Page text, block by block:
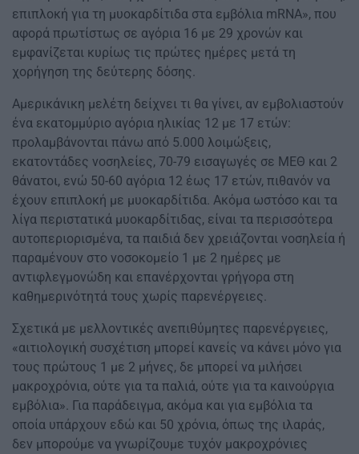
επιπλοκή για τη μυοκαρδίτιδα στα εμβόλια mRNA», που
αφορά πρωτίστως σε αγόρια 16 με 29 χρονών και
εμφανίζεται κυρίως τις πρώτες ημέρες μετά τη
χορήγηση της δεύτερης δόσης.
Αμερικάνικη μελέτη δείχνει τι θα γίνει, αν εμβολιαστούν
ένα εκατομμύριο αγόρια ηλικίας 12 με 17 ετών:
προλαμβάνονται πάνω από 5.000 λοιμώξεις,
εκατοντάδες νοσηλείες, 70-79 εισαγωγές σε ΜΕΘ και 2
θάνατοι, ενώ 50-60 αγόρια 12 έως 17 ετών, πιθανόν να
έχουν επιπλοκή με μυοκαρδίτιδα. Ακόμα ωστόσο και τα
λίγα περιστατικά μυοκαρδίτιδας, είναι τα περισσότερα
αυτοπεριορισμένα, τα παιδιά δεν χρειάζονται νοσηλεία ή
παραμένουν στο νοσοκομείο 1 με 2 ημέρες με
αντιφλεγμονώδη και επανέρχονται γρήγορα στη
καθημερινότητά τους χωρίς παρενέργειες.
Σχετικά με μελλοντικές ανεπιθύμητες παρενέργειες,
«αιτιολογική συσχέτιση μπορεί κανείς να κάνει μόνο για
τους πρώτους 1 με 2 μήνες, δε μπορεί να μιλήσει
μακροχρόνια, ούτε για τα παλιά, ούτε για τα καινούργια
εμβόλια». Για παράδειγμα, ακόμα και για εμβόλια τα
οποία υπάρχουν εδώ και 50 χρόνια, όπως της ιλαράς,
δεν μπορούμε να γνωρίζουμε τυχόν μακροχρόνιες